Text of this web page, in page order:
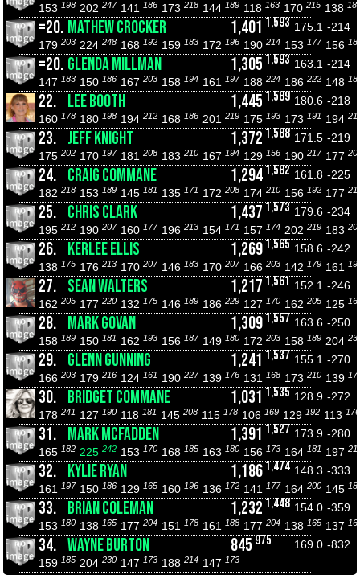
153 198 202 247 141 186 173 218 144 189 118 163 170 215 138
=20. MATHEW CROCKER 1,401 1,593 175.1 -214
179 203 224 248 168 192 159 183 172 196 190 214 153 177 156
=20. GLENDA MILLMAN 1,305 1,593 163.1 -214
147 183 150 186 167 203 158 194 161 197 188 224 186 222 148
22. LEE BOOTH 1,445 1,589 180.6 -218
160 178 180 198 194 212 168 186 201 219 175 193 173 191 194
23. JEFF KNIGHT 1,372 1,588 171.5 -219
175 202 170 197 181 208 183 210 167 194 129 156 190 217 177
24. CRAIG COMMANE 1,2941,582 161.8 -225
182 218 153 189 145 181 135 171 172 208 174 210 156 192 177
25. CHRIS CLARK 1,437 1,573 179.6 -234
195 212 190 207 160 177 196 213 154 171 157 174 202 219 183
26. KERLEE ELLIS 1,2691,565 158.6 -242
138 175 176 213 170 207 146 183 170 207 166 203 142 179 161
27. SEAN WALTERS 1,217 1,561 152.1 -246
162 205 177 220 132 175 146 189 186 229 127 170 162 205 125
28. MARK GOVAN 1,3091,557 163.6 -250
158 189 150 181 162 193 156 187 149 180 172 203 158 189 204
29. GLENN GUNNING 1,241 1,537 155.1 -270
166 203 179 216 124 161 190 227 139 176 131 168 173 210 139
30. BRIDGET COMMANE 1,031 1,535 128.9 -272
178 241 127 190 118 181 145 208 115 178 106 169 129 192 113 176
31. MARK MCFADDEN 1,391 1,527 173.9 -280
165 182 225 242 153 170 168 185 163 180 156 173 164 181 197
32. KYLIE RYAN 1,1861,474 148.3 -333
161
197 150 186 129 165 160 196 136 172 141 177 164 200 145
33. BRIAN COLEMAN 1,232 1,448 154.0 -359
153 180 138 165 177 204 151 178 161 188 177 204 138 165 137
34. WAYNE BURTON 845 975 169.0 -832
159 185 204 230 147 173 188 214 147 173